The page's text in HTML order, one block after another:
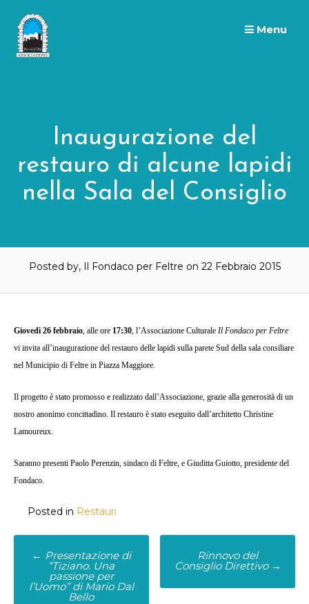
content
Menu
Inaugurazione del
restauro di alcune lapidi
nella Sala del Consiglio
Posted by, Il Fondaco per Feltre on 22 Febbraio 2015
Giovedì 26 febbraio, alle ore 17:30, l’Associazione Culturale Il Fondaco per Feltre
vi invita all’inaugurazione del restauro delle lapidi sulla parete Sud della sala consiliare
nel Municipio di Feltre in Piazza Maggiore.
Il progetto è stato promosso e realizzato dall’Associazione, grazie alla generosità di un
nostro anonimo concittadino. Il restauro è stato eseguito dall’architetto Christine
Lamoureux.
Saranno presenti Paolo Perenzin, sindaco di Feltre, e Giuditta Guiotto, presidente del
Fondaco.
Posted in Restauri
Post
navigation
← Presentazione di
“Tiziano. Una
passione per
l’Uomo” di Mario Dal
Bello
Rinnovo del
Consiglio Direttivo →